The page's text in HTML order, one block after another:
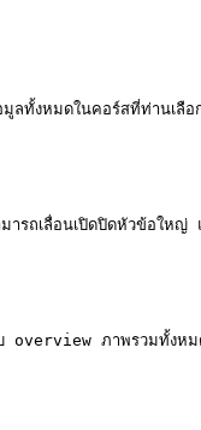
ทั้งหมดในคอร์สที่ท่านเลือ
ถเลื่อนเปิดปิดหัวข้อใหญ่
overview ภาพรวมทั้งหม